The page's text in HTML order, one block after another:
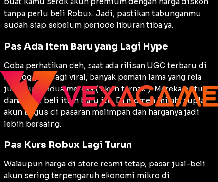
buat kamu serok akun premium dengan harga diskon
tanpa perlu beli Robux. Jadi, pastikan tabunganmu
sudah siap sebelum periode liburan tiba ya.
Pas Ada Item Baru yang Lagi Hype
Coba perhatikan deh, saat ada rilisan UGC terbaru di
katalog yang lagi viral, banyak pemain lama yang rela
jual akun kedua mereka ('akun ternak'). Mereka butuh
dana buat beli item baru itu. Di momen inilah, suplai
akun bagus di pasaran melimpah dan harganya jadi
lebih bersaing.
Pas Kurs Robux Lagi Turun
Walaupun harga di store resmi tetap, pasar jual-beli
akun sering terpengaruh ekonomi mikro di